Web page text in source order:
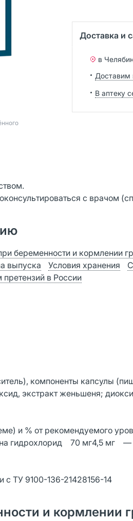
Доставка и
в
Доставим
В аптеку
с врачом
беременности и кормлении
выпуска Условия хранения
в России
компоненты капсулы
экстракт женьшеня;
и % от рекомендуемого
гидрохлорид 70 мг4,5 мг —
с ТУ 9100-136-21428156-14
и кормлении